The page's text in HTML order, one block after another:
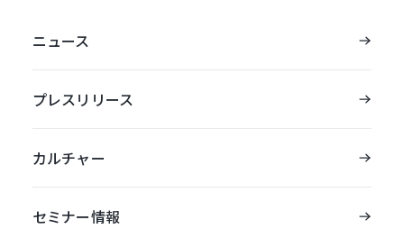
ニュース
プレスリリース
カルチャー
セミナー情報